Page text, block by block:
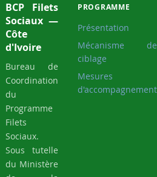
d'Ivoire
Bureau de
Coordination
Programme
Filets
Sociaux.
Sous tutelle
du Ministère
de la
Cohésion
Nationale,
Mécanisme de
ciblage
Mesures
d'accompagnement